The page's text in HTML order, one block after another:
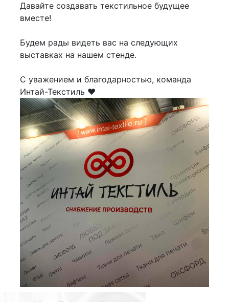
Давайте создавать текстильное будущее
вместе!
Будем рады видеть вас на следующих
выставках на нашем стенде.
С уважением и благодарностью, команда
Интай-Текстиль ❤️